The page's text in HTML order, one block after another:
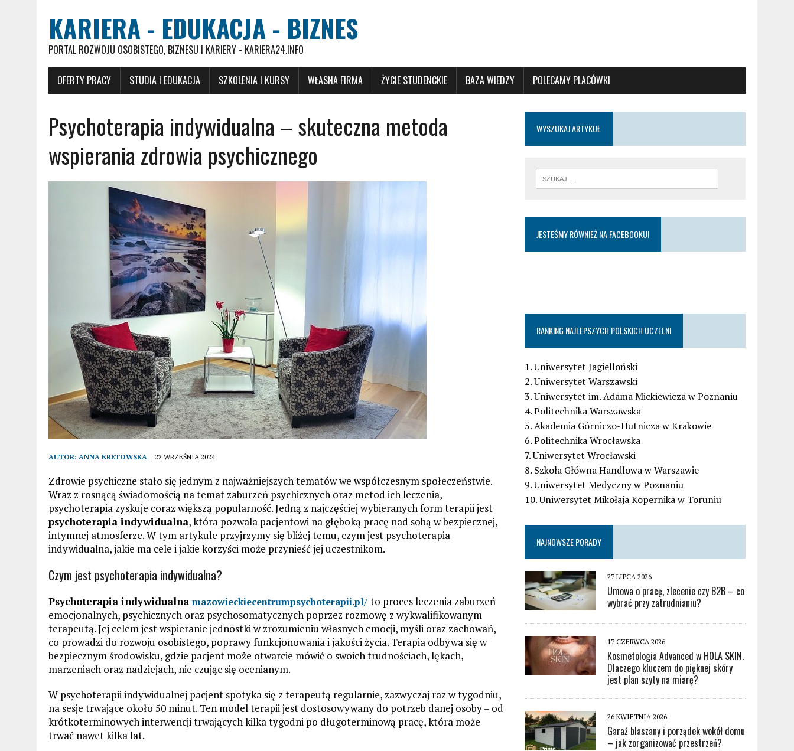
KARIERA - EDUKACJA - BIZNES
PORTAL ROZWOJU OSOBISTEGO, BIZNESU I KARIERY - KARIERA24.INFO
OFERTY PRACY STUDIA I EDUKACJA SZKOLENIA I KURSY WŁASNA FIRMA ŻYCIE STUDENCKIE BAZA WIEDZY POLECAMY PLACÓWKI
Psychoterapia indywidualna – skuteczna metoda
wspierania zdrowia psychicznego
AUTOR: ANNA KRETOWSKA 22 WRZEŚNIA 2024
Zdrowie psychiczne stało się jednym z najważniejszych tematów we współczesnym społeczeństwie.
Wraz z rosnącą świadomością na temat zaburzeń psychicznych oraz metod ich leczenia,
psychoterapia zyskuje coraz większą popularność. Jedną z najczęściej wybieranych form terapii jest
psychoterapia indywidualna, która pozwala pacjentowi na głęboką pracę nad sobą w bezpiecznej,
intymnej atmosferze. W tym artykule przyjrzymy się bliżej temu, czym jest psychoterapia
indywidualna, jakie ma cele i jakie korzyści może przynieść jej uczestnikom.
Czym jest psychoterapia indywidualna?
Psychoterapia indywidualna mazowieckiecentrumpsychoterapii.pl/ to proces leczenia zaburzeń
emocjonalnych, psychicznych oraz psychosomatycznych poprzez rozmowę z wykwalifikowanym
terapeutą. Jej celem jest wspieranie jednostki w zrozumieniu własnych emocji, myśli oraz zachowań,
co prowadzi do rozwoju osobistego, poprawy funkcjonowania i jakości życia. Terapia odbywa się w
bezpiecznym środowisku, gdzie pacjent może otwarcie mówić o swoich trudnościach, lękach,
marzeniach oraz nadziejach, nie czując się ocenianym.
W psychoterapii indywidualnej pacjent spotyka się z terapeutą regularnie, zazwyczaj raz w tygodniu,
na sesje trwające około 50 minut. Ten model terapii jest dostosowywany do potrzeb danej osoby – od
krótkoterminowych interwencji trwających kilka tygodni po długoterminową pracę, która może
trwać nawet kilka lat.
WYSZUKAJ ARTYKUŁ
JESTEŚMY RÓWNIEŻ NA FACEBOOKU!
RANKING NAJLEPSZYCH POLSKICH UCZELNI
1. Uniwersytet Jagielloński
2. Uniwersytet Warszawski
3. Uniwersytet im. Adama Mickiewicza w Poznaniu
4. Politechnika Warszawska
5. Akademia Górniczo-Hutnicza w Krakowie
6. Politechnika Wrocławska
7. Uniwersytet Wrocławski
8. Szkoła Główna Handlowa w Warszawie
9. Uniwersytet Medyczny w Poznaniu
10. Uniwersytet Mikołaja Kopernika w Toruniu
NAJNOWSZE PORADY
27 LIPCA 2026
Umowa o pracę, zlecenie czy B2B – co
wybrać przy zatrudnianiu?
17 CZERWCA 2026
Kosmetologia Advanced w HOLA SKIN.
Dlaczego kluczem do pięknej skóry
jest plan szyty na miarę?
26 KWIETNIA 2026
Garaż blaszany i porządek wokół domu
– jak zorganizować przestrzeń?